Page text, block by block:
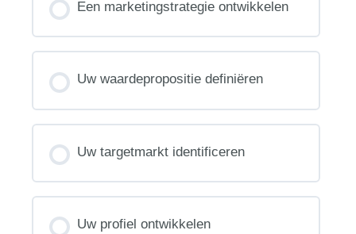
Een marketingstrategie ontwikkelen
Uw waardepropositie definiëren
Uw targetmarkt identificeren
Uw profiel ontwikkelen